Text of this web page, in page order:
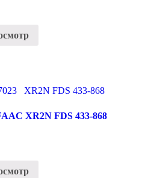
XR2N FDS 433-868